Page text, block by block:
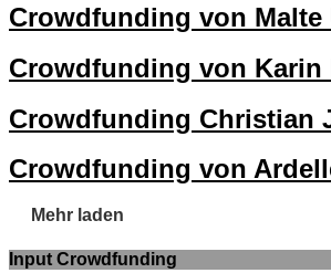
Crowdfunding von Malte
Crowdfunding von Karin
Crowdfunding Christian
Crowdfunding von
Mehr laden
Input Crowdfunding